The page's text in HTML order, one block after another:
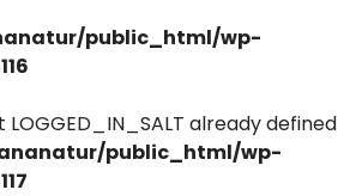
public_html/wp-
116
LOGGED_IN_SALT already defined
public_html/wp-
117